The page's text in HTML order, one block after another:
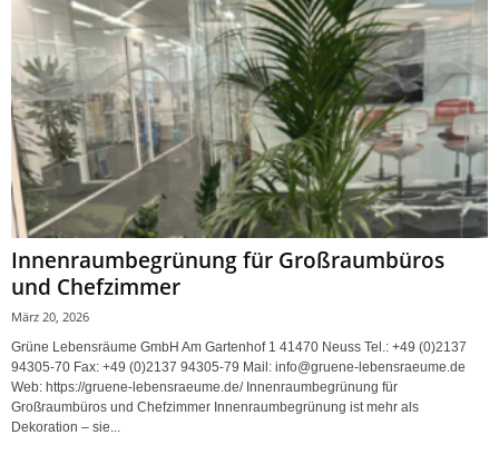
Innenraumbegrünung für Großraumbüros
und Chefzimmer
März 20, 2026
Grüne Lebensräume GmbH Am Gartenhof 1 41470 Neuss Tel.: +49 (0)2137
94305-70 Fax: +49 (0)2137 94305-79 Mail: info@gruene-lebensraeume.de
Web: https://gruene-lebensraeume.de/ Innenraumbegrünung für
Großraumbüros und Chefzimmer Innenraumbegrünung ist mehr als
Dekoration – sie...